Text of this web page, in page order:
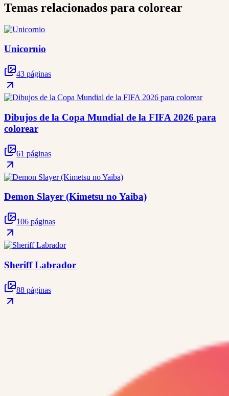
Temas relacionados para colorear
Unicornio
43 páginas
Dibujos de la Copa Mundial de la FIFA 2026 para
colorear
61 páginas
Demon Slayer (Kimetsu no Yaiba)
106 páginas
Sheriff Labrador
88 páginas